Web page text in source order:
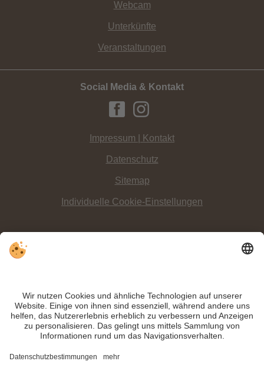
Webcam
Unterkünfte
Veranstaltungen
Social Media & Kontakt
Impressum | Kontakt
Datenschutz
Sitemap
Individuelle Cookie-Einstellungen
INFO:
Die Dolomitenregion 3 Zinnen ist ein Paradies wenn es um den
Trotz genauer Arbeit und ständigem Aktualisieren der Inhalte, können Fehler
auftreten. Wir übernehmen keine Gewähr für die Richtigkeit und Vollständigkeit
aller Informationen.